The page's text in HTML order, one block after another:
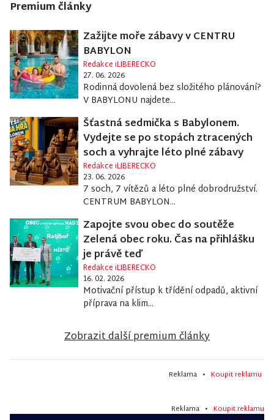
Premium články
Zažijte moře zábavy v CENTRU
BABYLON
Redakce iLIBERECKO
27. 06. 2026
Rodinná dovolená bez složitého plánování?
V BABYLONU najdete...
Šťastná sedmička s Babylonem.
Vydejte se po stopách ztracených
soch a vyhrajte léto plné zábavy
Redakce iLIBERECKO
23. 06. 2026
7 soch, 7 vítězů a léto plné dobrodružství.
CENTRUM BABYLON...
Zapojte svou obec do soutěže
Zelená obec roku. Čas na přihlášku
je právě teď
Redakce iLIBERECKO
16. 02. 2026
Motivační přístup k třídění odpadů, aktivní
příprava na klim...
Zobrazit další premium články
Reklama • Koupit reklamu
Reklama • Koupit reklamu